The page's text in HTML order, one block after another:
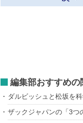
編集部おすすめの
ダルビッシュと松坂を
ザックジャパンの「3つ